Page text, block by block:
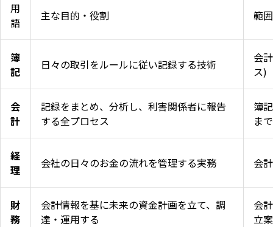
用
語
主な目的・役割 範囲
簿
記
日々の取引をルールに従い記録する技術
会
ス)
会
計
記録をまとめ、分析し、利害関係者に報告
する全プロセス
簿
ま
経
理
会社の日々のお金の流れを管理する実務 会
財
務
会計情報を基に未来の資金計画を立て、調
達・運用する
会
立案